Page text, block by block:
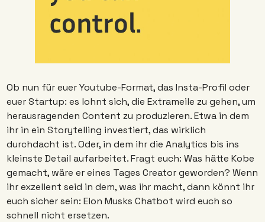
Ob nun für euer Youtube-Format, das Insta-Profil oder
euer Startup: es lohnt sich, die Extrameile zu gehen, um
herausragenden Content zu produzieren. Etwa in dem
ihr in ein Storytelling investiert, das wirklich
durchdacht ist. Oder, in dem ihr die Analytics bis ins
kleinste Detail aufarbeitet. Fragt euch: Was hätte Kobe
gemacht, wäre er eines Tages Creator geworden? Wenn
ihr exzellent seid in dem, was ihr macht, dann könnt ihr
euch sicher sein: Elon Musks Chatbot wird euch so
schnell nicht ersetzen.